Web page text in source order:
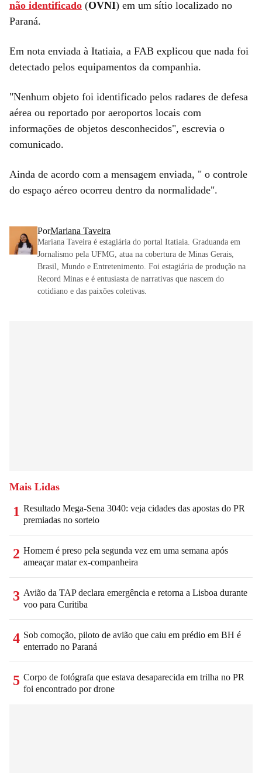
não identificado (OVNI) em um sítio localizado no
Paraná.
Em nota enviada à Itatiaia, a FAB explicou que nada foi
detectado pelos equipamentos da companhia.
"Nenhum objeto foi identificado pelos radares de defesa
aérea ou reportado por aeroportos locais com
informações de objetos desconhecidos", escrevia o
comunicado.
Ainda de acordo com a mensagem enviada, " o controle
do espaço aéreo ocorreu dentro da normalidade".
PorMariana Taveira
Mariana Taveira é estagiária do portal Itatiaia. Graduanda em
Jornalismo pela UFMG, atua na cobertura de Minas Gerais,
Brasil, Mundo e Entretenimento. Foi estagiária de produção na
Record Minas e é entusiasta de narrativas que nascem do
cotidiano e das paixões coletivas.
Mais Lidas
1 Resultado Mega-Sena 3040: veja cidades das apostas do PR
premiadas no sorteio
2 Homem é preso pela segunda vez em uma semana após
ameaçar matar ex-companheira
3 Avião da TAP declara emergência e retorna a Lisboa durante
voo para Curitiba
4 Sob comoção, piloto de avião que caiu em prédio em BH é
enterrado no Paraná
5 Corpo de fotógrafa que estava desaparecida em trilha no PR
foi encontrado por drone